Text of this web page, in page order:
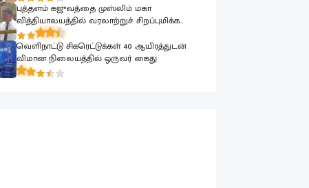
புத்தளம் கஜுவத்தை முஸ்லிம் மகா
வித்தியாலயத்தில் வரலாற்றுச் சிறப்புமிக்க
முப்பெரும் நிகழ்வுகள்.
வெளிநாட்டு சிகரெட்டுக்கள் 40 ஆயிரத்துடன்
விமான நிலையத்தில் ஒருவர் கைது